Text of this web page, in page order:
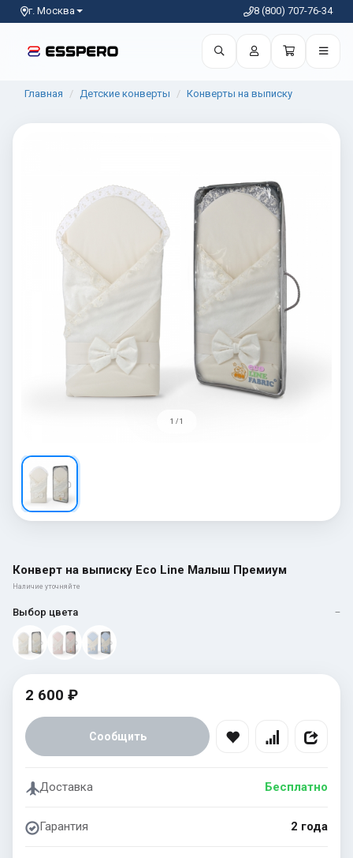
г. Москва 8 (800) 707-76-34
Главная Детские конверты Конверты на выписку
1 / 1
Конверт на выписку Eco Line Малыш Премиум
Наличие уточняйте
Выбор цвета —
2 600 ₽
Сообщить
Доставка Бесплатно
Гарантия 2 года